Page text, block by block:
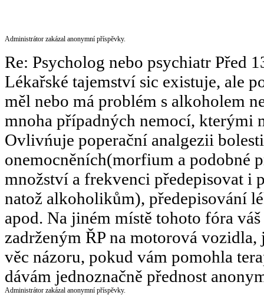
Administrátor zakázal anonymní příspěvky.
Re: Psycholog nebo psychiatr Před
Lékařské tajemství sic existuje, ale
měl nebo má problém s alkoholem
mnoha případných nemocí, kterými
Ovlivńuje poperační analgezii
onemocněních(morfium a podobné
množství a frekvenci předepisovat i
natož alkoholikům), předepisování
apod. Na jiném místě tohoto fóra
zadrženým ŘP na motorová
věc názoru, pokud vám pomohla
dávám jednoznačně přednost
Administrátor zakázal anonymní příspěvky.